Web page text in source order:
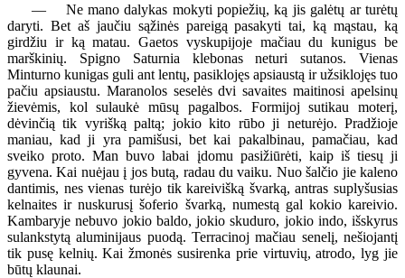
— Ne mano dalykas mokyti popiežių, ką jis galėtų ar turėtų
daryti. Bet aš jaučiu sąžinės pareigą pasakyti tai, ką mąstau, ką
girdžiu ir ką matau. Gaetos vyskupijoje mačiau du kunigus be
marškinių. Spigno Saturnia klebonas neturi sutanos. Vienas
Minturno kunigas guli ant lentų, pasiklojęs apsiaustą ir užsiklojęs tuo
pačiu apsiaustu. Maranolos seselės dvi savaites maitinosi apelsinų
žievėmis, kol sulaukė mūsų pagalbos. Formijoj sutikau moterį,
dėvinčią tik vyrišką paltą; jokio kito rūbo ji neturėjo. Pradžioje
maniau, kad ji yra pamišusi, bet kai pakalbinau, pamačiau, kad
sveiko proto. Man buvo labai įdomu pasižiūrėti, kaip iš tiesų ji
gyvena. Kai nuėjau į jos butą, radau du vaiku. Nuo šalčio jie kaleno
dantimis, nes vienas turėjo tik kareivišką švarką, antras suplyšusias
kelnaites ir nuskurusį šoferio švarką, numestą gal kokio kareivio.
Kambaryje nebuvo jokio baldo, jokio skuduro, jokio indo, išskyrus
sulankstytą aluminijaus puodą. Terracinoj mačiau senelį, nešiojantį
tik pusę kelnių. Kai žmonės susirenka prie virtuvių, atrodo, lyg jie
būtų klaunai.